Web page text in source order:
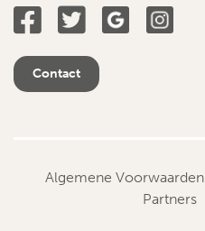
Contact
Algemene Voorwaarden
Partners